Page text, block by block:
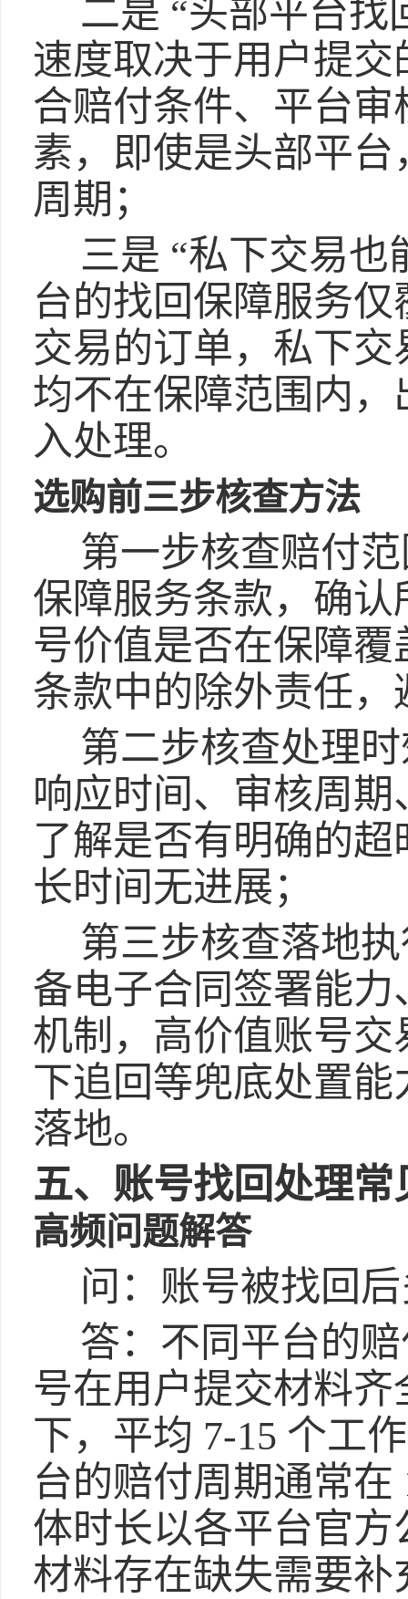
二是 “头部平台找
速度取决于用户提
合赔付条件、平台
素，即使是头部平
周期；
三是 “私下交易也
台的找回保障服务
交易的订单，私下
均不在保障范围内
入处理。
选购前三步核查方法
第一步核查赔付
保障服务条款，确
号价值是否在保障
条款中的除外责任
第二步核查处理
响应时间、审核周
了解是否有明确的
长时间无进展；
第三步核查落地
备电子合同签署能
机制，高价值账号
下追回等兜底处置
落地。
五、账号找回处理常
高频问题解答
问：账号被找回
答：不同平台的
号在用户提交材料
下，平均 7-15 个工
台的赔付周期通常在
体时长以各平台官
材料存在缺失需要